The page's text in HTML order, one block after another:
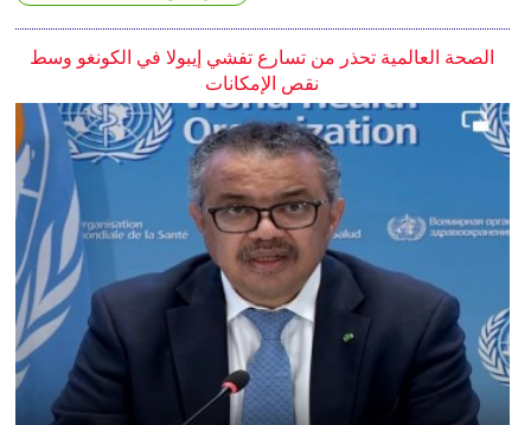
الصحة العالمية تحذر من تسارع تفشي إيبولا في الكونغو وسط
نقص الإمكانات